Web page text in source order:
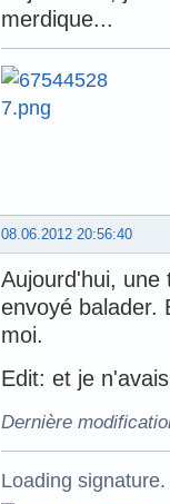
merdique...
08.06.2012 20:56:40
Aujourd'hui, une
envoyé balader.
moi.
Edit: et je
Dernière
Loading signature.